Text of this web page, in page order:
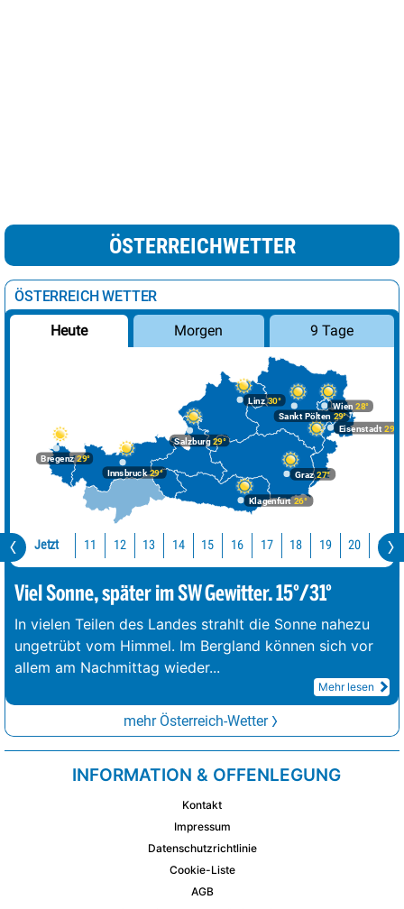
ÖSTERREICHWETTER
ÖSTERREICH WETTER
Heute Morgen 9 Tage
Bregenz29°
Graz27°
Innsbruck29°
Klagenfurt 26°
Linz30°
Salzburg29°
Wien 28°
Eisenstadt 29°
Sankt Pölten 29°
Jetzt 11 12 13 14 15 16 17 18 19 20 21
Viel Sonne, später im SW Gewitter. 15°/31°
In vielen Teilen des Landes strahlt die Sonne nahezu
ungetrübt vom Himmel. Im Bergland können sich vor
allem am Nachmittag wieder...
Mehr lesen
mehr Österreich-Wetter
INFORMATION & OFFENLEGUNG
Kontakt
Impressum
Datenschutzrichtlinie
Cookie-Liste
AGB